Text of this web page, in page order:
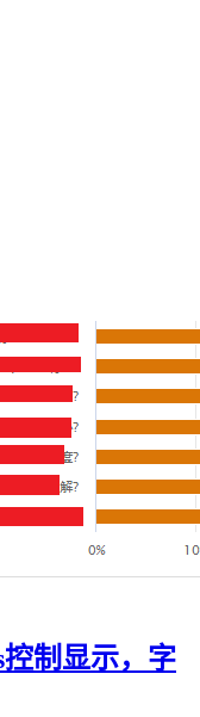
制显示，字